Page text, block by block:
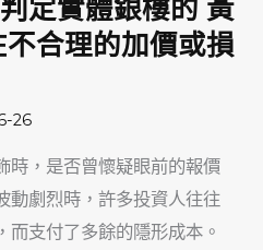
定實體銀樓的 黃
合理的加價或損
26
時，是否曾懷疑眼前的報價
動劇烈時，許多投資人往往
支付了多餘的隱形成本。